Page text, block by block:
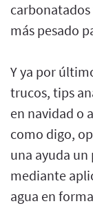
carbonatados
más pesado
Y ya por
trucos, tips
en navidad o
como digo,
una ayuda un
mediante
agua en